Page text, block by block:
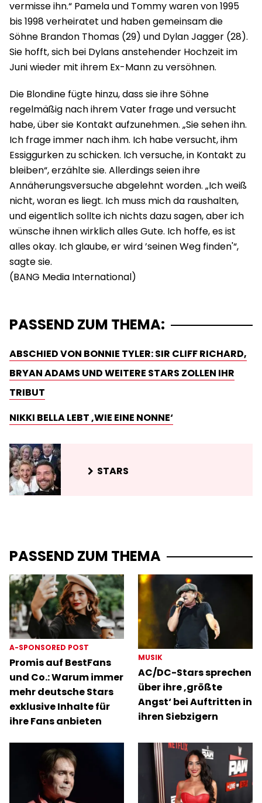
vermisse ihn.“ Pamela und Tommy waren von 1995
bis 1998 verheiratet und haben gemeinsam die
Söhne Brandon Thomas (29) und Dylan Jagger (28).
Sie hofft, sich bei Dylans anstehender Hochzeit im
Juni wieder mit ihrem Ex-Mann zu versöhnen.
Die Blondine fügte hinzu, dass sie ihre Söhne
regelmäßig nach ihrem Vater frage und versucht
habe, über sie Kontakt aufzunehmen. „Sie sehen ihn.
Ich frage immer nach ihm. Ich habe versucht, ihm
Essiggurken zu schicken. Ich versuche, in Kontakt zu
bleiben“, erzählte sie. Allerdings seien ihre
Annäherungsversuche abgelehnt worden. „Ich weiß
nicht, woran es liegt. Ich muss mich da raushalten,
und eigentlich sollte ich nichts dazu sagen, aber ich
wünsche ihnen wirklich alles Gute. Ich hoffe, es ist
alles okay. Ich glaube, er wird ’seinen Weg finden'“,
sagte sie.
PASSEND ZUM THEMA:
ABSCHIED VON BONNIE TYLER: SIR CLIFF RICHARD,
BRYAN ADAMS UND WEITERE STARS ZOLLEN IHR
TRIBUT
NIKKI BELLA LEBT ‚WIE EINE NONNE‘
STARS
PASSEND ZUM THEMA
A-SPONSORED POST
Promis auf BestFans
und Co.: Warum immer
mehr deutsche Stars
exklusive Inhalte für
ihre Fans anbieten
MUSIK
AC/DC-Stars sprechen
über ihre ‚größte
Angst‘ bei Auftritten in
ihren Siebzigern